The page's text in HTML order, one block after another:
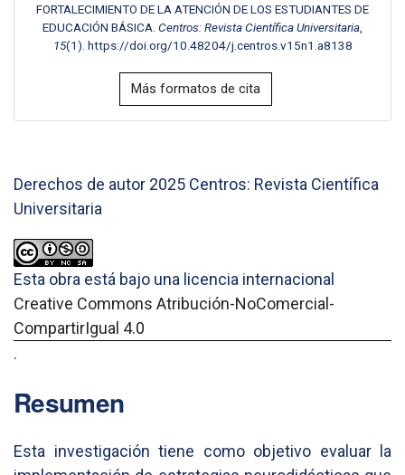
FORTALECIMIENTO DE LA ATENCIÓN DE LOS ESTUDIANTES DE
EDUCACIÓN BÁSICA. Centros: Revista Científica Universitaria
15(1). https://doi.org/10.48204/j.centros.v15n1.a8138
Más formatos de cita
Derechos de autor 2025 Centros: Revista Científica
Universitaria
Esta obra está bajo una licencia internacional
Creative Commons Atribución-NoComercial-
CompartirIgual 4.0
.
Resumen
Esta investigación tiene como objetivo evaluar la